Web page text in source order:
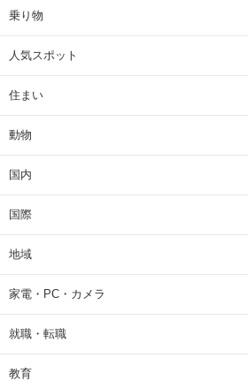
乗り物
人気スポット
住まい
動物
国内
国際
地域
家電・PC・カメラ
就職・転職
教育